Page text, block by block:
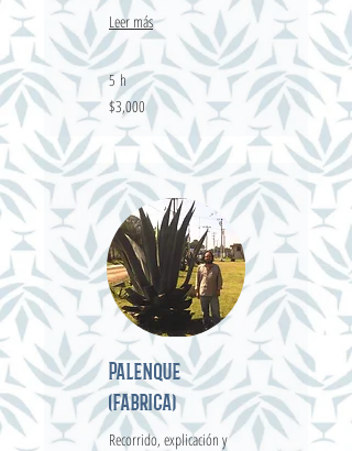
Leer más
5 h
3,000
pesos
mexicanos
$3,000
Palenque
(fabrica)
Recorrido, explicación y